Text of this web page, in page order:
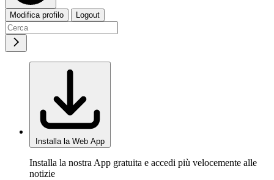
Modifica profilo Logout
Installa la Web App
Installa la nostra App gratuita e accedi più velocemente alle
notizie